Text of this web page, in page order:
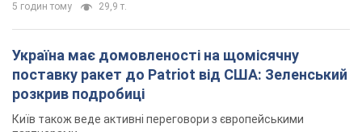
5 годин тому 29,9 т.
Україна має домовленості на щомісячну
поставку ракет до Patriot від США: Зеленський
розкрив подробиці
Київ також веде активні переговори з європейськими